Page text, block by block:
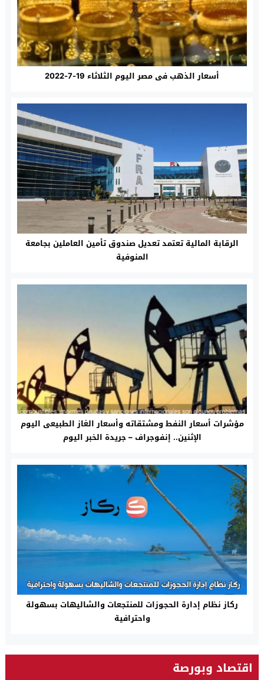
أسعار الذهب فى مصر اليوم الثلاثاء 19-7-2022
الرقابة المالية تعتمد تعديل صندوق تأمين العاملين بجامعة
المنوفية
مؤشرات أسعار النفط ومشتقاته وأسعار الغاز الطبيعى اليوم
الإثنين.. إنفوجراف – جريدة الخبر اليوم
ركاز نظام إدارة الحجوزات للمنتجعات والشاليهات بسهولة
واحترافية
اقتصاد وبورصة